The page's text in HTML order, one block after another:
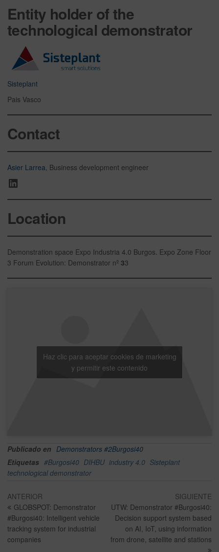
Entity holder of the
technological demonstrator
Sisteplant
Pais Vasco
Contact
Asier Larrea, Business development engineer
Location
Demonstration space Expo Industria 4.0 Burgos. Expo Zone Floor
3 Forum Evolution: Demonstrator nº 33
Haz clic para aceptar cookies de marketing
y permitir este contenido
Publicado en Demonstrators #2Burgosi40
Etiquetas #Burgosi40 DIHBU industry 4.0 Sisteplant
technological demonstrator
ANTERIOR
GLOBSPOT: Demonstrator
#Burgosi40: Intelligent vehicle
tracking system for industrial
companies
SIGUIENTE
UTW: Demonstrator #Burgosi40:
Decision support system based
on AI, IoT, using information
from drone, satellite and stations